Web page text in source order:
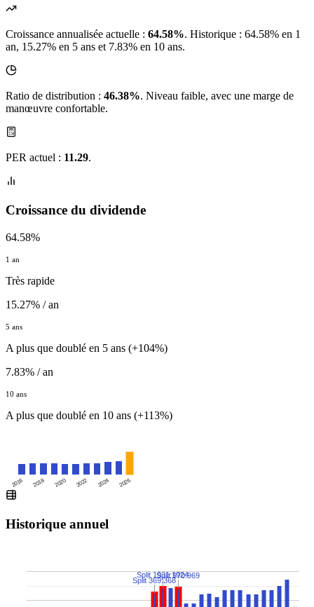
Croissance annualisée actuelle : 64.58%. Historique : 64.58% en 1
an, 15.27% en 5 ans et 7.83% en 10 ans.
Ratio de distribution : 46.38%. Niveau faible, avec une marge de
manœuvre confortable.
PER actuel : 11.29.
Croissance du dividende
64.58%
1 an
Très rapide
15.27% / an
5 ans
A plus que doublé en 5 ans (+104%)
7.83% / an
10 ans
A plus que doublé en 10 ans (+113%)
2016 2018 2020 2022 2024 2026
Historique annuel
Split 369:368
Split 1931:1924
Split 970:969